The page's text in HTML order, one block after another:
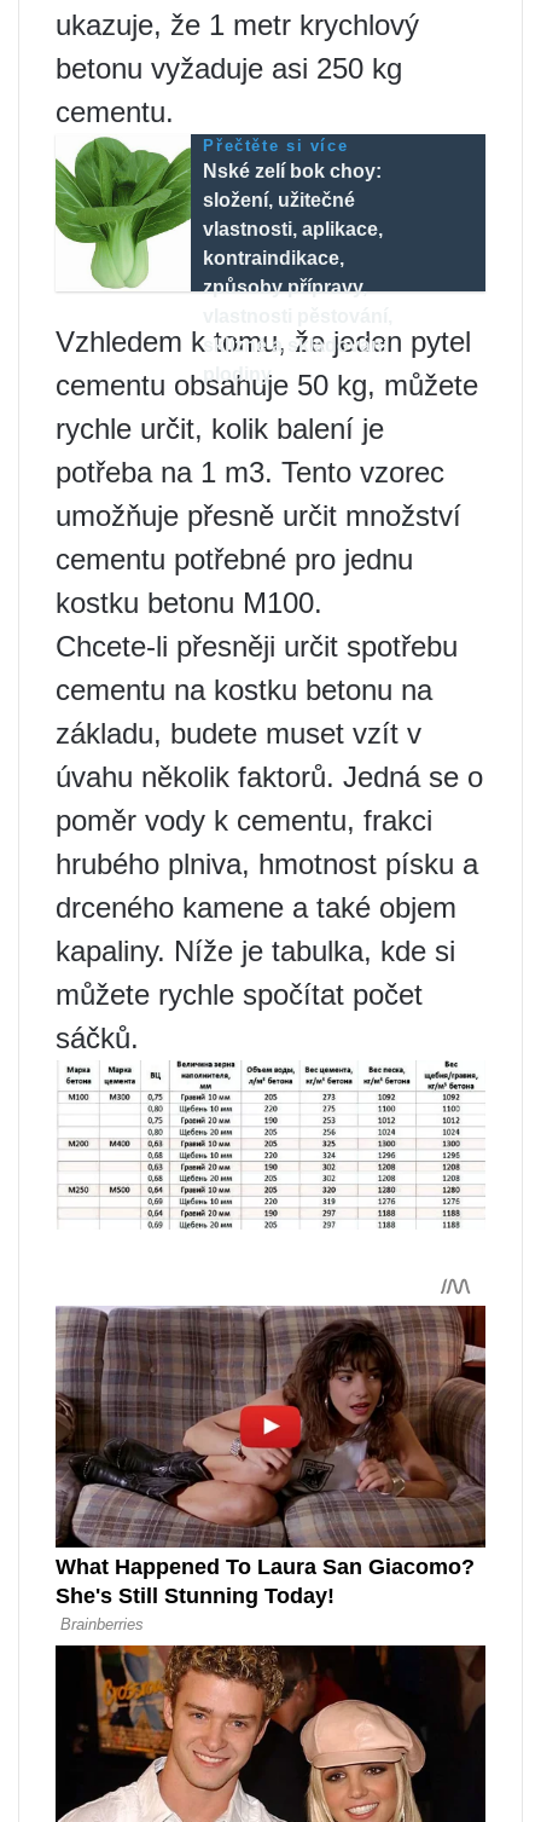
ukazuje, že 1 metr krychlový
betonu vyžaduje asi 250 kg
cementu.
Přečtěte si více
Nské zelí bok choy:
složení, užitečné
vlastnosti, aplikace,
kontraindikace,
způsoby přípravy,
sklizně a skladování
plodiny
Vzhledem k tomu, že jeden pytel
cementu obsahuje 50 kg, můžete
rychle určit, kolik balení je
potřeba na 1 m3. Tento vzorec
umožňuje přesně určit množství
cementu potřebné pro jednu
kostku betonu M100.
Chcete-li přesněji určit spotřebu
cementu na kostku betonu na
základu, budete muset vzít v
úvahu několik faktorů. Jedná se o
poměr vody k cementu, frakci
hrubého plniva, hmotnost písku a
drceného kamene a také objem
kapaliny. Níže je tabulka, kde si
můžete rychle spočítat počet
sáčků.